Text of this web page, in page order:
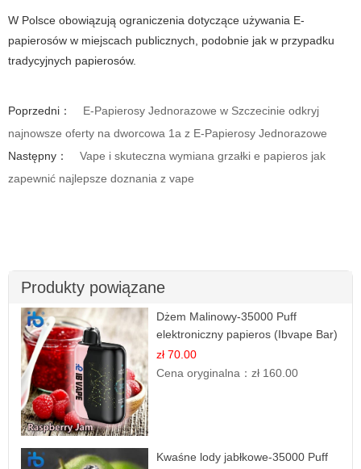
W Polsce obowiązują ograniczenia dotyczące używania E-
papierosów w miejscach publicznych, podobnie jak w przypadku
tradycyjnych papierosów.
Poprzedni：
E-Papierosy Jednorazowe w Szczecinie odkryj
najnowsze oferty na dworcowa 1a z E-Papierosy Jednorazowe
Następny：
Vape i skuteczna wymiana grzałki e papieros jak
zapewnić najlepsze doznania z vape
Produkty powiązane
Dżem Malinowy-35000 Puff
elektroniczny papieros (Ibvape Bar)
zł 70.00
Cena oryginalna：zł 160.00
Kwaśne lody jabłkowe-35000 Puff